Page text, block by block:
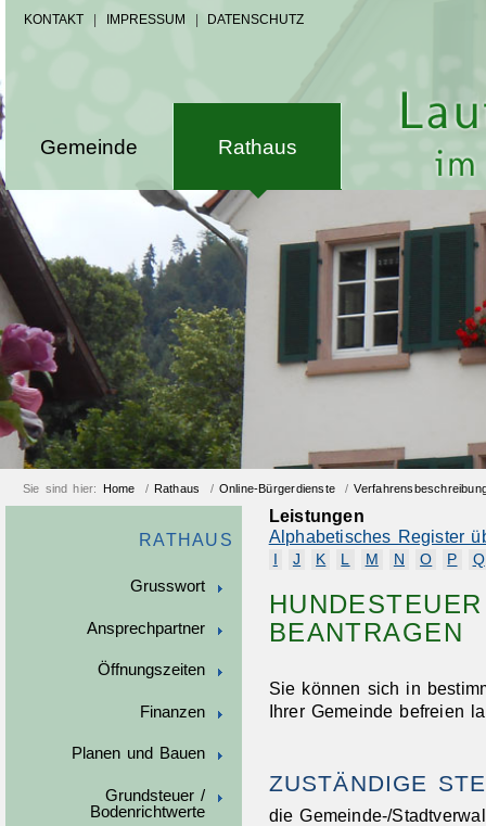
KONTAKT IMPRESSUM DATENSCHUTZ
Gemeinde Rathaus
Sie sind hier: Home / Rathaus / Online-Bürgerdienste /
RATHAUS
Grusswort
Ansprechpartner
Öffnungszeiten
Finanzen
Planen und Bauen
Grundsteuer /
Bodenrichtwerte
Leistungen
Alphabetisches Register
J K L M N O P Q
BEANTRAGEN
Sie können sich in
Ihrer Gemeinde befreien
ZUSTÄNDIGE
die Gemeinde-/